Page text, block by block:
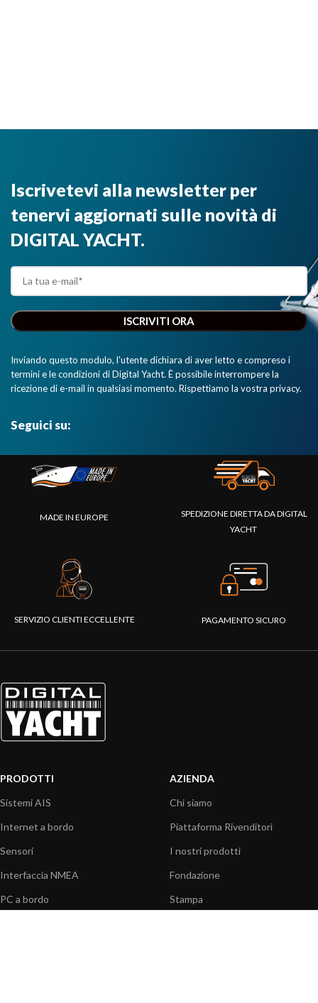
Iscrivetevi alla newsletter per
tenervi aggiornati sulle novità di
DIGITAL YACHT.
Inviando questo modulo, l'utente dichiara di aver letto e compreso i
termini e le condizioni di Digital Yacht. È possibile interrompere la
ricezione di e-mail in qualsiasi momento. Rispettiamo la vostra privacy.
Seguici su:
MADE IN EUROPE
SPEDIZIONE DIRETTA DA DIGITAL
YACHT
SERVIZIO CLIENTI ECCELLENTE PAGAMENTO SICURO
PRODOTTI
Sistemi AIS
Internet a bordo
Sensori
Interfaccia NMEA
PC a bordo
AZIENDA
Chi siamo
Piattaforma Rivenditori
I nostri prodotti
Fondazione
Stampa